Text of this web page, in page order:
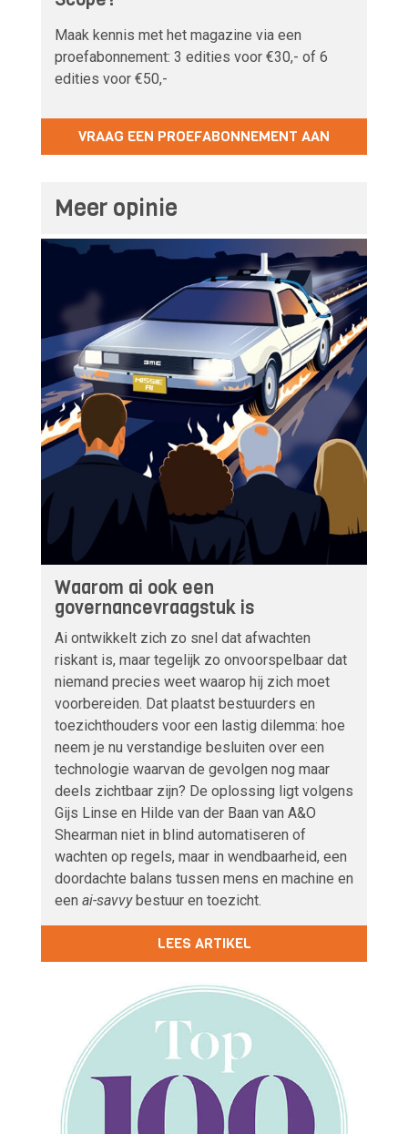
Maak kennis met het magazine via een
proefabonnement: 3 edities voor €30,- of 6
edities voor €50,-
VRAAG EEN PROEFABONNEMENT AAN
Meer opinie
Waarom ai ook een
governancevraagstuk is
Ai ontwikkelt zich zo snel dat afwachten
riskant is, maar tegelijk zo onvoorspelbaar dat
niemand precies weet waarop hij zich moet
voorbereiden. Dat plaatst bestuurders en
toezichthouders voor een lastig dilemma: hoe
neem je nu verstandige besluiten over een
technologie waarvan de gevolgen nog maar
deels zichtbaar zijn? De oplossing ligt volgens
Gijs Linse en Hilde van der Baan van A&O
Shearman niet in blind automatiseren of
wachten op regels, maar in wendbaarheid, een
doordachte balans tussen mens en machine en
een ai-savvybestuur en toezicht.
LEES ARTIKEL